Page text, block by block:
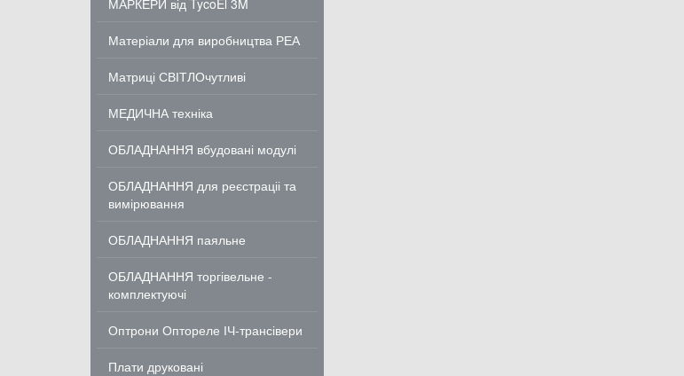
МАРКЕРИ від TycoEl 3M
Матеріали для виробництва РЕА
Матриці СВІТЛОчутливі
МЕДИЧНА техніка
ОБЛАДНАННЯ вбудовані модулі
ОБЛАДНАННЯ для реєстраціі та
вимірювання
ОБЛАДНАННЯ паяльне
ОБЛАДНАННЯ торгівельне -
комплектуючі
Оптрони Оптореле ІЧ-трансівери
Плати друковані